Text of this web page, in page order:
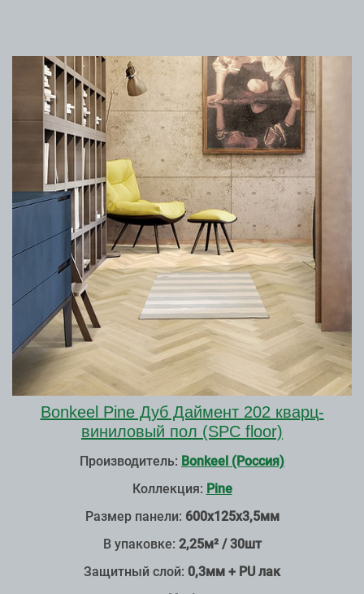
Bonkeel Pine Дуб Даймент 202 кварц-
виниловый пол (SPC floor)
Производитель: Bonkeel (Россия)
Коллекция: Pine
Размер панели: 600х125х3,5мм
В упаковке: 2,25м² / 30шт
Защитный слой: 0,3мм + PU лак